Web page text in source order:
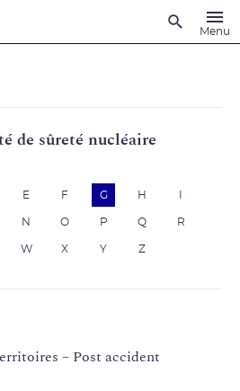
Menu
de sûreté nucléaire
E F G H
N O P Q R
W X Y Z
– Post accident